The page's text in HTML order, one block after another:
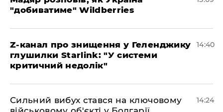
"добиватиме" Wildberries
Z-канал про знищення у Геленджику
глушилки Starlink: "У системи
критичний недолік"
14:40
Сильний вибух стався на ключовому
14:24